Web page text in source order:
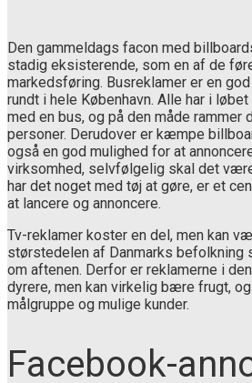
Den gammeldags facon med
stadig eksisterende, som en af de
markedsføring. Busreklamer er en
rundt i hele København. Alle har i
med en bus, og på den måde rammer
personer. Derudover er kæmpe
også en god mulighed for at
virksomhed, selvfølgelig skal det
har det noget med tøj at gøre, er et
at lancere og annoncere.
Tv-reklamer koster en del, men kan
størstedelen af Danmarks
om aftenen. Derfor er reklamerne i
dyrere, men kan virkelig bære frugt,
målgruppe og mulige kunder.
Facebook-